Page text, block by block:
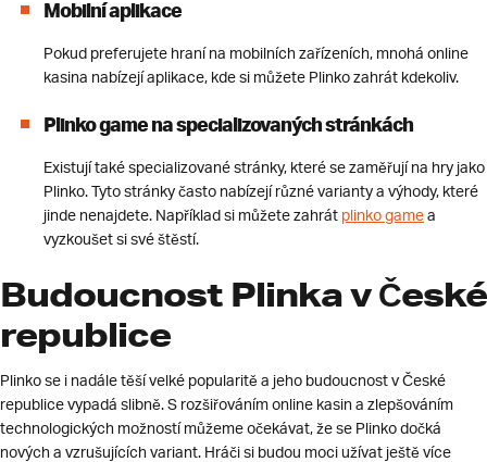
Mobilní aplikace
Pokud preferujete hraní na mobilních zařízeních, mnohá online
kasina nabízejí aplikace, kde si můžete Plinko zahrát kdekoliv.
Plinko game na specializovaných stránkách
Existují také specializované stránky, které se zaměřují na hry jako
Plinko. Tyto stránky často nabízejí různé varianty a výhody, které
jinde nenajdete. Například si můžete zahrát plinko game a
vyzkoušet si své štěstí.
Budoucnost Plinka v České
republice
Plinko se i nadále těší velké popularitě a jeho budoucnost v České
republice vypadá slibně. S rozšiřováním online kasin a zlepšováním
technologických možností můžeme očekávat, že se Plinko dočká
nových a vzrušujících variant. Hráči si budou moci užívat ještě více